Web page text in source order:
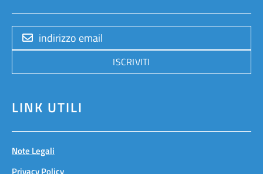
ISCRIVITI
LINK UTILI
Note Legali
Privacy Policy